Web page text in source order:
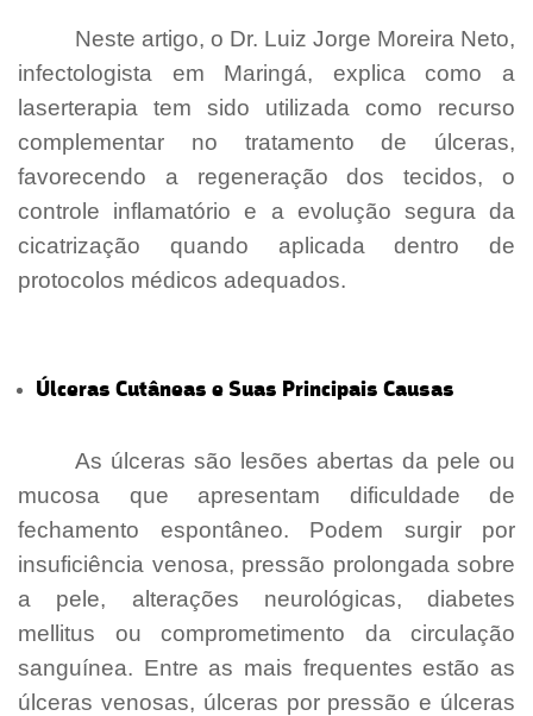
Neste artigo, o Dr. Luiz Jorge Moreira Neto,
infectologista em Maringá, explica como a
laserterapia tem sido utilizada como recurso
complementar no tratamento de úlceras,
favorecendo a regeneração dos tecidos, o
controle inflamatório e a evolução segura da
cicatrização quando aplicada dentro de
protocolos médicos adequados.
Úlceras Cutâneas e Suas Principais Causas
As úlceras são lesões abertas da pele ou
mucosa que apresentam dificuldade de
fechamento espontâneo. Podem surgir por
insuficiência venosa, pressão prolongada sobre
a pele, alterações neurológicas, diabetes
mellitus ou comprometimento da circulação
sanguínea. Entre as mais frequentes estão as
úlceras venosas, úlceras por pressão e úlceras